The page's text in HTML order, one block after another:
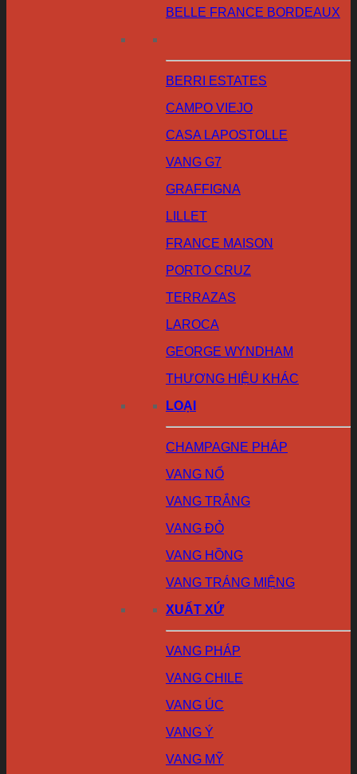
BELLE FRANCE BORDEAUX
BERRI ESTATES
CAMPO VIEJO
CASA LAPOSTOLLE
VANG G7
GRAFFIGNA
LILLET
FRANCE MAISON
PORTO CRUZ
TERRAZAS
LAROCA
GEORGE WYNDHAM
THƯƠNG HIỆU KHÁC
LOẠI
CHAMPAGNE PHÁP
VANG NỔ
VANG TRẮNG
VANG ĐỎ
VANG HỒNG
VANG TRÁNG MIỆNG
XUẤT XỨ
VANG PHÁP
VANG CHILE
VANG ÚC
VANG Ý
VANG MỸ